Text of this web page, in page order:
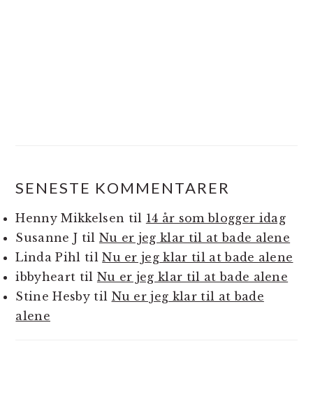
SENESTE KOMMENTARER
Henny Mikkelsentil14 år som blogger idag
Susanne JtilNu er jeg klar til at bade alene
Linda Pihl